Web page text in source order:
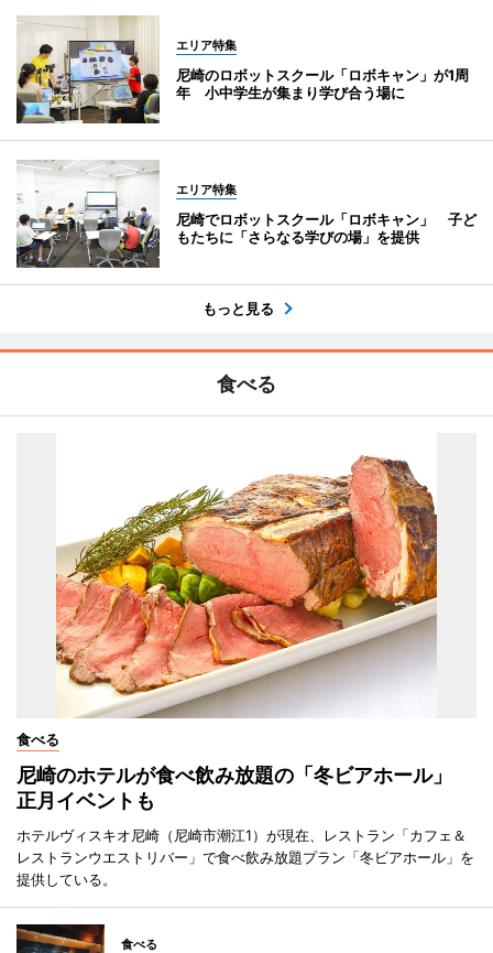
エリア特集
尼崎のロボットスクール「ロボキャン」が1周
年 小中学生が集まり学び合う場に
エリア特集
尼崎でロボットスクール「ロボキャン」 子ど
もたちに「さらなる学びの場」を提供
もっと見る
食べる
食べる
尼崎のホテルが食べ飲み放題の「冬ビアホール」
正月イベントも
ホテルヴィスキオ尼崎（尼崎市潮江1）が現在、レストラン「カフェ＆
レストランウエストリバー」で食べ飲み放題プラン「冬ビアホール」を
提供している。
食べる